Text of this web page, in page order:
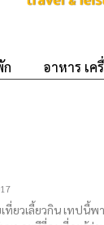
อาหาร เค
ที่ยวเลี้ยวกิน เทปนี้